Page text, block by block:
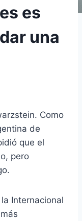
es
una
Como
de
que el
pero
Internacional